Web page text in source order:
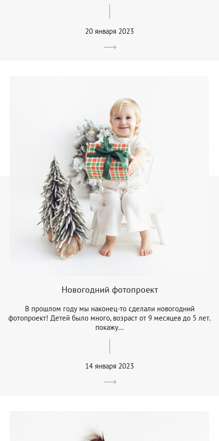
20 января 2023
Новогодний фотопроект
В прошлом году мы наконец-то сделали новогодний
фотопроект! Детей было много, возраст от 9 месяцев до 5 лет.
покажу...
14 января 2023